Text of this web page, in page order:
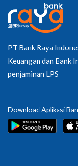
PT Bank Raya
Keuangan dan Bank
penjaminan LPS
Download Aplikasi